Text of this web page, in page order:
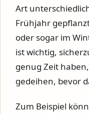
Art
Frühjahr
oder sogar im
ist wichtig,
genug Zeit
gedeihen, bevor
Zum Beispiel